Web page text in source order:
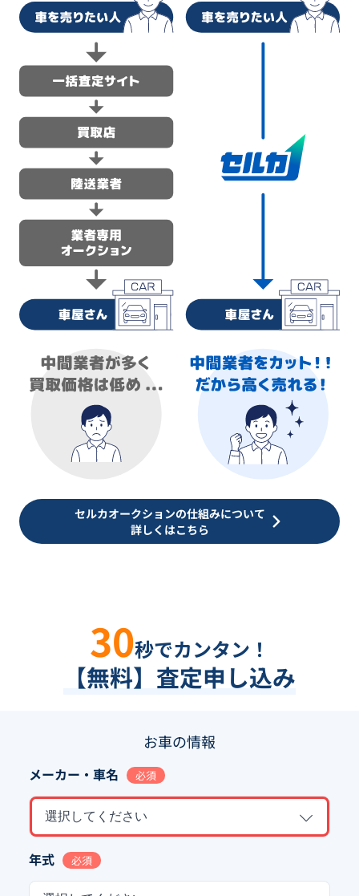
セルカオークションの仕組みについて
詳しくはこちら
30秒でカンタン！
【無料】査定申し込み
お車の情報
メーカー・車名 必須
選択してください
年式 必須